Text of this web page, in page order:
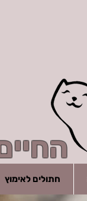
חתולים לאימוץ